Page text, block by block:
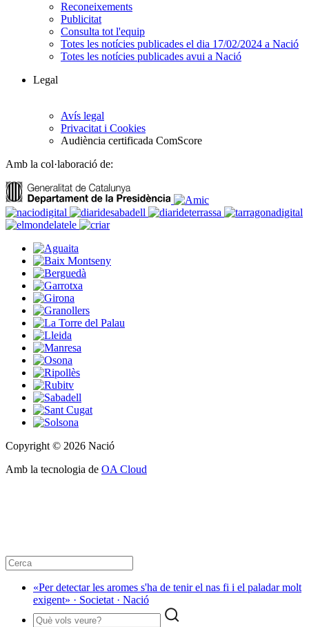
Reconeixements
Publicitat
Consulta tot l'equip
Totes les notícies publicades el dia 17/02/2024 a Nació
Totes les notícies publicades avui a Nació
Legal
Avís legal
Privacitat i Cookies
Audiència certificada ComScore
Amb la col·laboració de:
Copyright © 2026 Nació
Amb la tecnologia de OA Cloud
«Per detectar les aromes s'ha de tenir el nas fi i el paladar molt
exigent» · Societat · Nació